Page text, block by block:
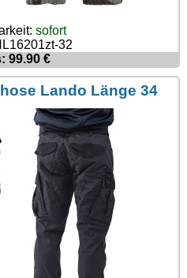
sofort
32
99.90 €
Lando Länge 34